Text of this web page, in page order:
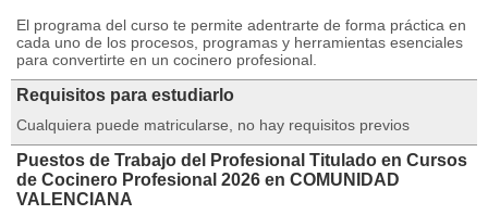
El programa del curso te permite adentrarte de forma práctica en
cada uno de los procesos, programas y herramientas esenciales
para convertirte en un cocinero profesional.
Requisitos para estudiarlo
Cualquiera puede matricularse, no hay requisitos previos
Puestos de Trabajo del Profesional Titulado en Cursos
de Cocinero Profesional 2026 en COMUNIDAD
VALENCIANA